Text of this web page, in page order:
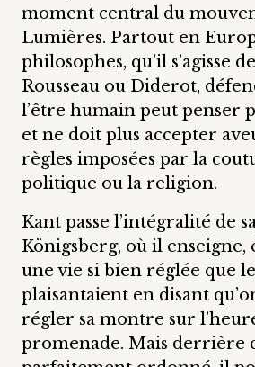
moment central du
Lumières. Partout en
philosophes, qu’il s’agisse
Rousseau ou Diderot,
l’être humain peut penser
et ne doit plus accepter
règles imposées par la
politique ou la religion.
Kant passe l’intégralité de
Königsberg, où il enseigne,
une vie si bien réglée que
plaisantaient en disant
régler sa montre sur
promenade. Mais derrière